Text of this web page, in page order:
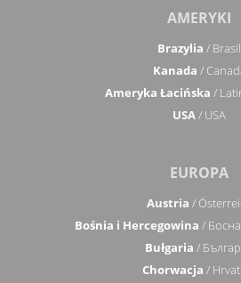
AMERYKI
Brazylia / Brasil
Kanada /
Ameryka Łacińska /
USA/ USA
EUROPA
Austria /
Bośnia i Hercegowina /
Bułgaria /
Chorwacja /